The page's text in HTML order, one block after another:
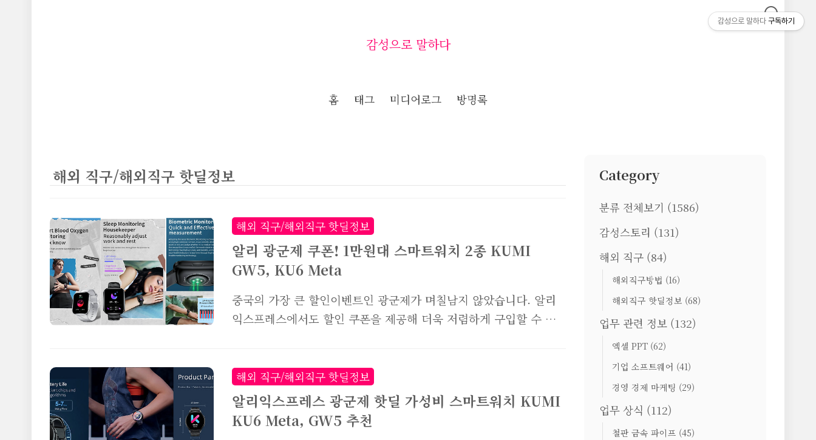
감성으로 말하다
홈 태그 미디어로그 방명록
Category
분류 전체보기 (1586)
감성스토리 (131)
해외 직구 (84)
해외직구방법 (16)
해외직구 핫딜정보 (68)
업무 관련 정보 (132)
엑셀 PPT (62)
기업 소프트웨어 (41)
경영 경제 마케팅 (29)
업무 상식 (112)
철판 금속 파이프 (45)
해외 직구/해외직구 핫딜정보
해외 직구/해외직구 핫딜정보
알리 광군제 쿠폰! 1만원대 스마트워치 2종 KUMI
GW5, KU6 Meta
중국의 가장 큰 할인이벤트인 광군제가 며칠남지 않았습니다. 알리
익스프레스에서도 할인 쿠폰을 제공해 더욱 저렴하게 구입할 수 있
알리 광군제 쿠폰을 이용해 1만원대로 구입이 가능한 스마트워치를
소개해드리려고 하는데요. 바로 KUMI GW5와 KUMI KU6
Meta입니다. KUMI GW5 스마트워치 KUMI GW5는 1.39인치의
원형 디스플레이를 갖춘 스마트워치로, 각종 바이오 모니터링부터
해외 직구/해외직구 핫딜정보
알리익스프레스 광군제 핫딜 가성비 스마트워치 KUMI
KU6 Meta, GW5 추천
감성으로 말하다 구독하기